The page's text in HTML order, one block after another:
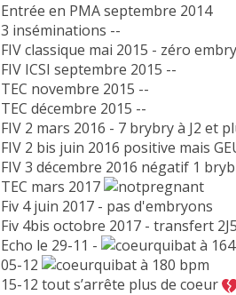
o
n
l
u
Entrée en PMA septembre 2014
3 inséminations --
FIV classique mai 2015 - zéro
FIV ICSI septembre 2015 --
TEC novembre 2015 --
TEC décembre 2015 --
FIV 2 mars 2016 - 7 brybry à J2 et
FIV 2 bis juin 2016 positive mais
FIV 3 décembre 2016 négatif 1
TEC mars 2017
Fiv 4 juin 2017 - pas d'embryons
Fiv 4bis octobre 2017 - transfert
Echo le 29-11 -
à
05-12
à 180 bpm
15-12 tout s’arrête plus de coeur